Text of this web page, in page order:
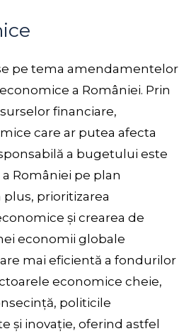
pe tema amendamentelor
a României. Prin
financiare,
care ar putea afecta
a bugetului este
României pe plan
prioritizarea
și crearea de
economii globale
mai eficientă a fondurilor
economice cheie,
politicile
și inovație, oferind astfel